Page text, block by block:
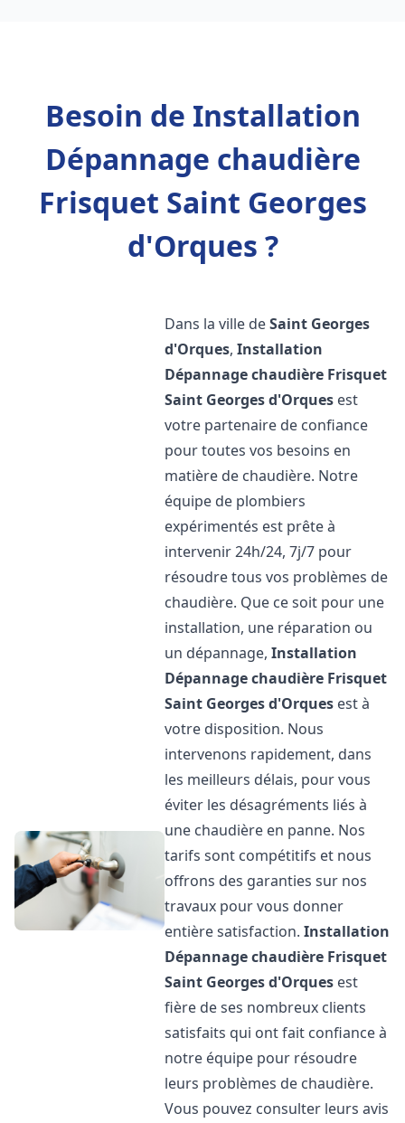
Besoin de Installation
Dépannage chaudière
Frisquet Saint Georges
d'Orques ?
Dans la ville deSaint Georges
d'Orques,Installation
Dépannage chaudière Frisquet
Saint Georges d'Orques est
votre partenaire de confiance
pour toutes vos besoins en
matière de chaudière. Notre
équipe de plombiers
expérimentés est prête à
intervenir 24h/24, 7j/7 pour
résoudre tous vos problèmes de
chaudière. Que ce soit pour une
installation, une réparation ou
un dépannage,Installation
Dépannage chaudière Frisquet
Saint Georges d'Orques est à
votre disposition. Nous
intervenons rapidement, dans
les meilleurs délais, pour vous
éviter les désagréments liés à
une chaudière en panne. Nos
tarifs sont compétitifs et nous
offrons des garanties sur nos
travaux pour vous donner
entière satisfaction.Installation
Dépannage chaudière Frisquet
Saint Georges d'Orques est
fière de ses nombreux clients
satisfaits qui ont fait confiance à
notre équipe pour résoudre
leurs problèmes de chaudière.
Vous pouvez consulter leurs avis